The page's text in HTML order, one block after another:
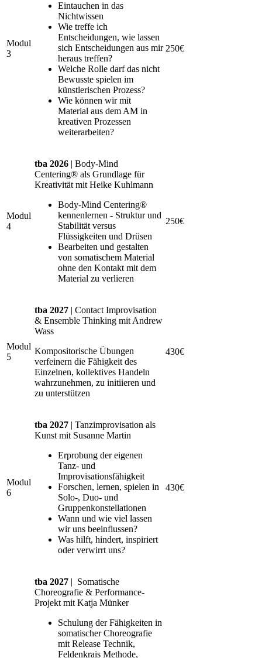
Modul
3
Eintauchen in das
Nichtwissen
Wie treffe ich
Entscheidungen, wie lassen
sich Entscheidungen aus mir
heraus treffen?
Welche Rolle darf das nicht
Bewusste spielen im
künstlerischen Prozess?
Wie können wir mit
Material aus dem AM in
kreativen Prozessen
weiterarbeiten?
250€
Modul
4
tba 2026 | Body-Mind
Centering® als Grundlage für
Kreativität mit Heike Kuhlmann
Body-Mind Centering®
kennenlernen - Struktur und
Stabilität versus
Flüssigkeiten und Drüsen
Bearbeiten und gestalten
von somatischem Material
ohne den Kontakt mit dem
Material zu verlieren
250€
Modul
5
tba 2027 | Contact Improvisation
& Ensemble Thinking mit Andrew
Wass
Kompositorische Übungen
verfeinern die Fähigkeit des
Einzelnen, kollektives Handeln
wahrzunehmen, zu initiieren und
zu unterstützen
430€
Modul
6
tba 2027 | Tanzimprovisation als
Kunst mit Susanne Martin
Erprobung der eigenen
Tanz- und
Improvisationsfähigkeit
Forschen, lernen, spielen in
Solo-, Duo- und
Gruppenkonstellationen
Wann und wie viel lassen
wir uns beeinflussen?
Was hilft, hindert, inspiriert
oder verwirrt uns?
430€
tba 2027 | Somatische
Choreografie & Performance-
Projekt mit Katja Münker
Schulung der Fähigkeiten in
somatischer Choreografie
mit Release Technik,
Feldenkrais Methode,